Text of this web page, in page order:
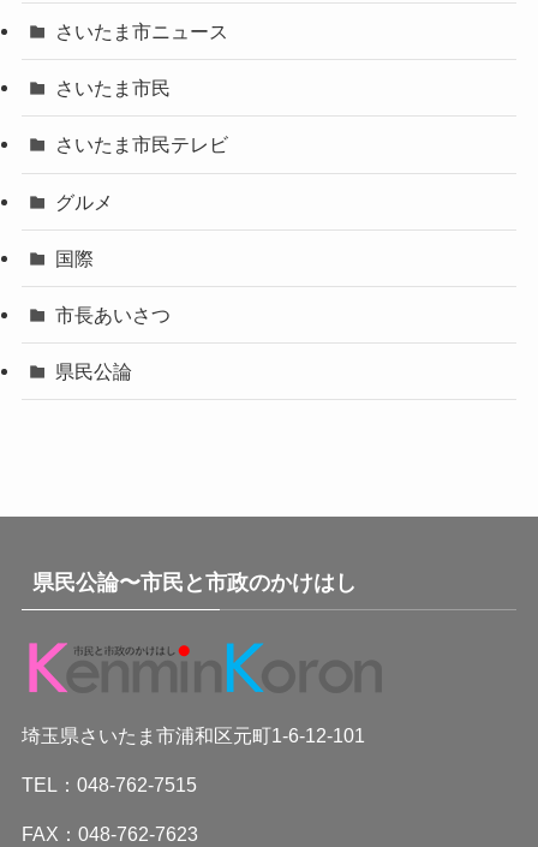
さいたま市ニュース
さいたま市民
さいたま市民テレビ
グルメ
国際
市長あいさつ
県民公論
県民公論〜市民と市政のかけはし
埼玉県さいたま市浦和区元町1-6-12-101
TEL：048-762-7515
FAX：048-762-7623